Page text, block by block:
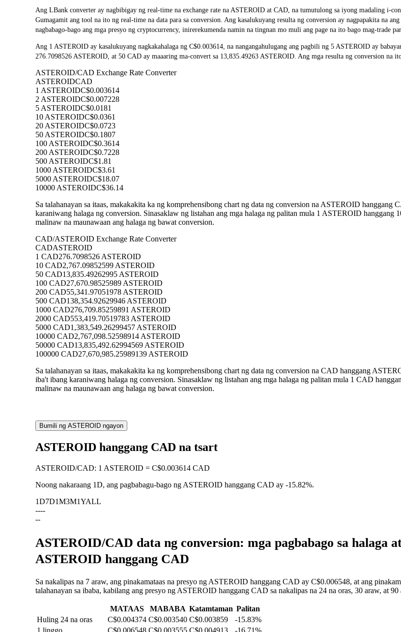
Ang LBank converter ay nagbibigay ng real-time na exchange rate na ASTEROID at CAD, na tumutulong sa iyong madaling
Gumagamit ang tool na ito ng real-time na data para sa conversion. Ang kasalukuyang resulta ng conversion ay nagpapakita na
nagbabago-bago ang mga presyo ng cryptocurrency, inirerekumenda namin na tingnan mo muli ang page na ito bago mag-trade
Ang 1 ASTEROID ay kasalukuyang nagkakahalaga ng C$0.003614, na nangangahulugang ang pagbili ng 5 ASTEROID ay
276.7098526 ASTEROID, at 50 CAD ay maaaring ma-convert sa 13,835.49263 ASTEROID. Ang mga resulta ng conversion na
ASTEROID/CAD Exchange Rate Converter
ASTEROIDCAD
1 ASTEROIDC$0.003614
2 ASTEROIDC$0.007228
5 ASTEROIDC$0.0181
10 ASTEROIDC$0.0361
20 ASTEROIDC$0.0723
50 ASTEROIDC$0.1807
100 ASTEROIDC$0.3614
200 ASTEROIDC$0.7228
500 ASTEROIDC$1.81
1000 ASTEROIDC$3.61
5000 ASTEROIDC$18.07
10000 ASTEROIDC$36.14
Sa talahanayan sa itaas, makakakita ka ng komprehensibong chart ng data ng conversion na ASTEROID hanggang
karaniwang halaga ng conversion. Sinasaklaw ng listahan ang mga halaga ng palitan mula 1 ASTEROID
malinaw na maunawaan ang halaga ng bawat conversion.
CAD/ASTEROID Exchange Rate Converter
CADASTEROID
1 CAD276.7098526 ASTEROID
10 CAD2,767.09852599 ASTEROID
50 CAD13,835.49262995 ASTEROID
100 CAD27,670.98525989 ASTEROID
200 CAD55,341.97051978 ASTEROID
500 CAD138,354.92629946 ASTEROID
1000 CAD276,709.85259891 ASTEROID
2000 CAD553,419.70519783 ASTEROID
5000 CAD1,383,549.26299457 ASTEROID
10000 CAD2,767,098.52598914 ASTEROID
50000 CAD13,835,492.62994569 ASTEROID
100000 CAD27,670,985.25989139 ASTEROID
Sa talahanayan sa itaas, makakakita ka ng komprehensibong chart ng data ng conversion na CAD hanggang
iba't ibang karaniwang halaga ng conversion. Sinasaklaw ng listahan ang mga halaga ng palitan mula 1 CAD
malinaw na maunawaan ang halaga ng bawat conversion.
Bumili ng ASTEROID ngayon
ASTEROID hanggang CAD na tsart
ASTEROID/CAD: 1 ASTEROID = C$0.003614 CAD
Noong nakaraang 1D, ang pagbabagu-bago ng ASTEROID hanggang CAD ay -15.82%.
1D7D1M3M1YALL
----
--
ASTEROID/CAD data ng conversion: mga pagbabago sa halaga
ASTEROID hanggang CAD
Sa nakalipas na 7 araw, ang pinakamataas na presyo ng ASTEROID hanggang CAD ay C$0.006548, at ang
talahanayan sa ibaba, kabilang ang presyo ng ASTEROID hanggang CAD sa nakalipas na 24 na oras, 30 araw, at 90
MATAAS MABABA Katamtaman Palitan
Huling 24 na oras
C$0.004374 C$0.003540 C$0.003859
-15.83%